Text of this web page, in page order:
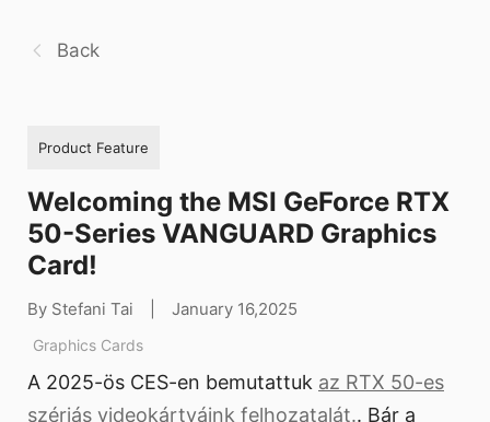
Back
Product Feature
Welcoming the MSI GeForce RTX
50-Series VANGUARD Graphics
Card!
By Stefani Tai January 16,2025
Graphics Cards
A 2025-ös CES-en bemutattuk az RTX 50-es
szériás videokártyáink felhozatalát.. Bár a